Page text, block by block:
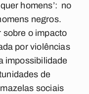
homens’: no
negros.
sobre o impacto
por violências
impossibilidade
de
sociais